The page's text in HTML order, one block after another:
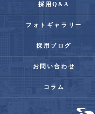
採用Q&A
フォトギャラリー
採用ブログ
お問い合わせ
コラム